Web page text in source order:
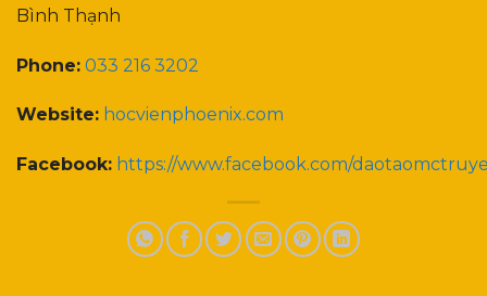
Bình Thạnh
Phone: 033 216 3202
Website: hocvienphoenix.com
Facebook: https://www.facebook.com/